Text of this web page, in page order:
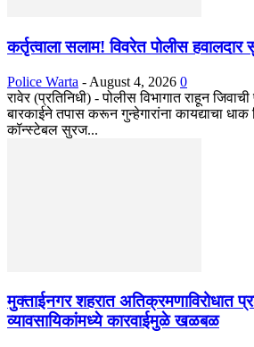
कर्तृत्वाला सलाम! विवरेत पोलीस हवालदार
Police Warta - August 4, 2026 0
रावेर (प्रतिनिधी) - पोलीस विभागात राहून
बारकाईने तपास करून गुन्हेगारांना कायद्याचा धाक
कॉन्स्टेबल सुरज...
मुक्ताईनगर शहरात अतिक्रमणाविरोधात
व्यावसायिकांमध्ये कारवाईमुळे खळबळ